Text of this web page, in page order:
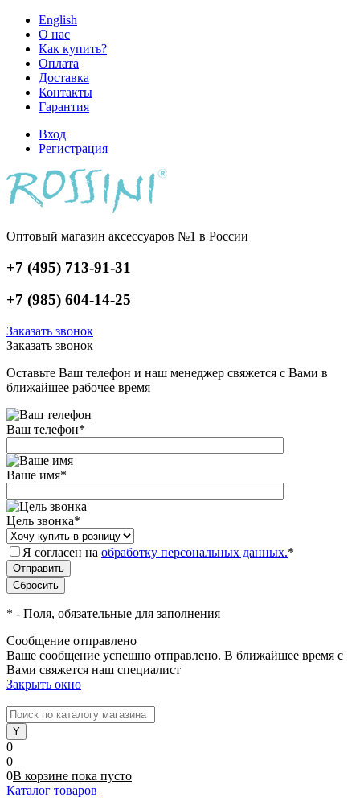
English
О нас
Как купить?
Оплата
Доставка
Контакты
Гарантия
Вход
Регистрация
Оптовый магазин аксессуаров №1 в России
+7 (495) 713-91-31
+7 (985) 604-14-25
Заказать звонок
Заказать звонок
Оставьте Ваш телефон и наш менеджер свяжется с Вами в
ближайшее рабочее время
Ваш телефон*
Ваше имя*
Цель звонка*
Я согласен на обработку персональных данных.*
* - Поля, обязательные для заполнения
Сообщение отправлено
Ваше сообщение успешно отправлено. В ближайшее время с
Вами свяжется наш специалист
Закрыть окно
0
0
0В корзине пока пусто
Каталог товаров